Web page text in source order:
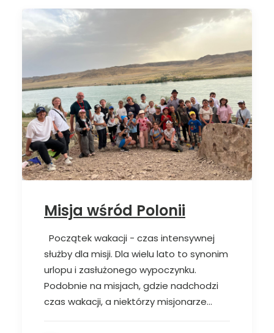
Misja wśród Polonii
Początek wakacji - czas intensywnej
służby dla misji. Dla wielu lato to synonim
urlopu i zasłużonego wypoczynku.
Podobnie na misjach, gdzie nadchodzi
czas wakacji, a niektórzy misjonarze…